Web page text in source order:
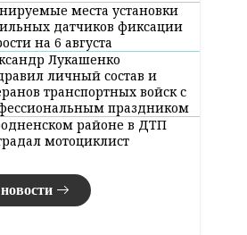
места установки
датчиков фиксации
на 6 августа
Лукашенко
личный состав и
транспортных войск с
праздником
районе в ДТП
мотоциклист